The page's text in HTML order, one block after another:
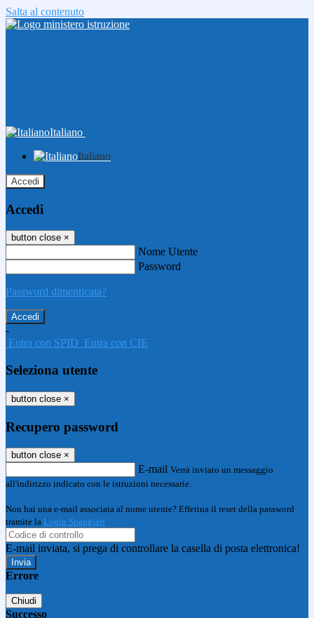
Salta al contenuto
Italiano
Italiano
Accedi
Accedi
button close ×
Nome Utente
Password
Password dimenticata?
-
Entra con SPID Entra con CIE
Seleziona utente
button close ×
Recupero password
button close ×
E-mail Verrà inviato un messaggio
all'indirizzo indicato con le istruzioni necessarie.
Non hai una e-mail associata al nome utente? Effettua il reset della password
tramite la Login Spaggiari
E-mail inviata, si prega di controllare la casella di posta elettronica!
Errore
Chiudi
Successo